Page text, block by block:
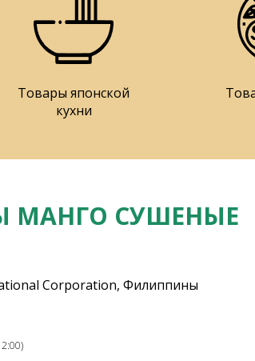
Товары японской
кухни
МАНГО СУШЕНЫЕ
Corporation, Филиппины